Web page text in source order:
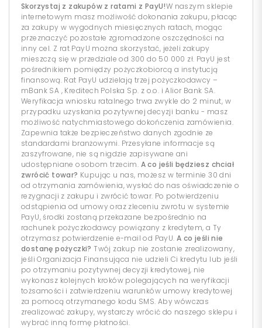
Skorzystaj z zakupów z ratami z PayU!W naszym sklepie
internetowym masz możliwość dokonania zakupu, płacąc
za zakupy w wygodnych miesięcznych ratach, mogąc
przeznaczyć pozostałe zgromadzone oszczędności na
inny cel. Z rat PayU można skorzystać, jeżeli zakupy
mieszczą się w przedziale od 300 do 50 000 zł. PayU jest
pośrednikiem pomiędzy pożyczkobiorcą a instytucją
finansową. Rat PayU udzielają trzej pożyczkodawcy –
mBank SA , Kreditech Polska Sp. z o.o. i Alior Bank SA.
Weryfikacja wniosku ratalnego trwa zwykle do 2 minut, w
przypadku uzyskania pozytywnej decyzji banku - masz
możliwość natychmiastowego dokończenia zamówienia.
Zapewnia także bezpieczeństwo danych zgodnie ze
standardami branżowymi. Przesyłane informacje są
zaszyfrowane, nie są nigdzie zapisywane ani
udostępniane osobom trzecim. A co jeśli będziesz chciał
zwrócić towar? Kupując u nas, możesz w terminie 30 dni
od otrzymania zamówienia, wysłać do nas oświadczenie o
rezygnacji z zakupu i zwrócić towar. Po potwierdzeniu
odstąpienia od umowy oraz zleceniu zwrotu w systemie
PayU, środki zostaną przekazane bezpośrednio na
rachunek pożyczkodawcy powiązany z kredytem, a Ty
otrzymasz potwierdzenie e-mail od PayU. A co jeśli nie
dostanę pożyczki? Twój zakup nie zostanie zrealizowany,
jeśli Organizacja Finansująca nie udzieli Ci kredytu lub jeśli
po otrzymaniu pozytywnej decyzji kredytowej, nie
wykonasz kolejnych kroków polegających na weryfikacji
tożsamości i zatwierdzeniu warunków umowy kredytowej
za pomocą otrzymanego kodu SMS. Aby wówczas
zrealizować zakupy, wystarczy wrócić do naszego sklepu i
wybrać inną formę płatności.